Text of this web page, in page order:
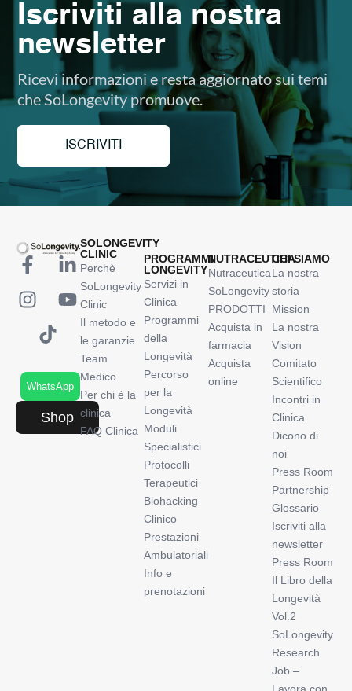
Iscriviti alla nostra
newsletter
Ricevi informazioni e resta aggiornato sui temi
che SoLongevity promuove.
ISCRIVITI
WhatsApp
Shop
SOLONGEVITY
CLINIC
Perchè
SoLongevity
Clinic
Il metodo e
le garanzie
Team
Medico
Per chi è la
clinica
FAQ Clinica
PROGRAMMI
LONGEVITY
Servizi in
Clinica
Programmi
della
Longevità
Percorso
per la
Longevità
Moduli
Specialistici
Protocolli
Terapeutici
Biohacking
Clinico
Prestazioni
Ambulatoriali
Info e
prenotazioni
NUTRACEUTICA
Nutraceutica
SoLongevity
PRODOTTI
Acquista in
farmacia
Acquista
online
CHI SIAMO
La nostra
storia
Mission
La nostra
Vision
Comitato
Scientifico
Incontri in
Clinica
Dicono di
noi
Press Room
Partnership
Glossario
Iscriviti alla
newsletter
Press Room
Il Libro della
Longevità
Vol.2
SoLongevity
Research
Job –